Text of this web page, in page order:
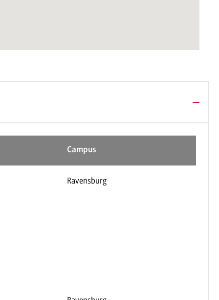
Campus
Ravensburg